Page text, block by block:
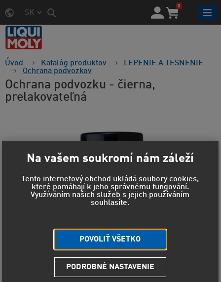
SK
0
Úvod Katalóg produktov
LEPENIE A TESNENIE
Ochrana podvozkov
Ochrana podvozku - čierna,
prelakovateľná
Na vašem soukromí nám záleží
Tento internetový obchod ukládá soubory cookies,
které pomáhají k jeho správnému fungování.
Využíváním našich služeb s jejich používáním
souhlasíte.
POVOLIŤ VŠETKO
PODROBNÉ NASTAVENIE